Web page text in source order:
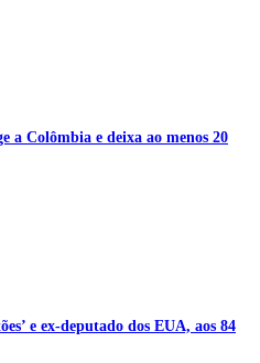
a Colômbia e deixa ao menos 20
e ex-deputado dos EUA, aos 84